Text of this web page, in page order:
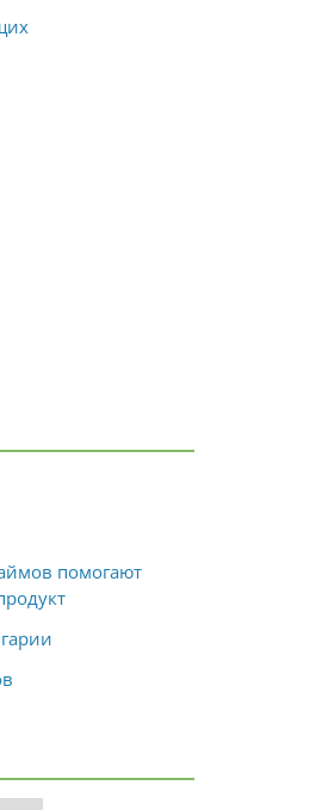
помогают